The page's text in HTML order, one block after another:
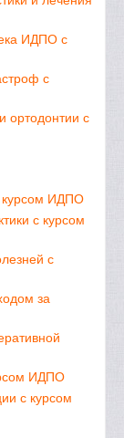
ИДПО с
с
ортодонтии с
курсом ИДПО
с курсом
с
за
ИДПО
с курсом